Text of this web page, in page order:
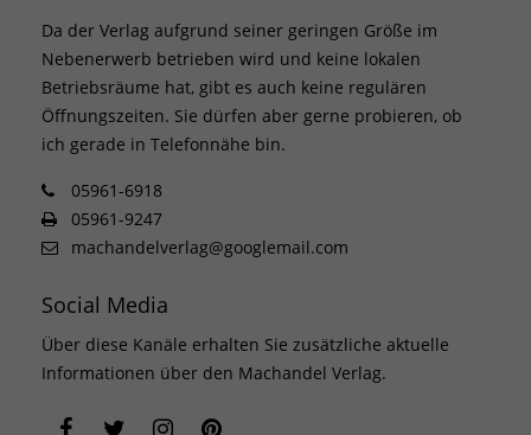
Da der Verlag aufgrund seiner geringen Größe im
Nebenerwerb betrieben wird und keine lokalen
Betriebsräume hat, gibt es auch keine regulären
Öffnungszeiten. Sie dürfen aber gerne probieren, ob
ich gerade in Telefonnähe bin.
05961-6918
05961-9247
machandelverlag@googlemail.com
Social Media
Über diese Kanäle erhalten Sie zusätzliche aktuelle
Informationen über den Machandel Verlag.